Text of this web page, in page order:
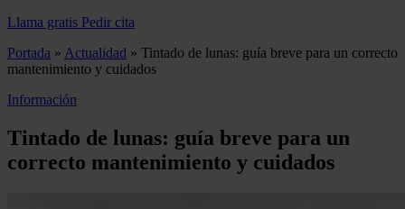
Llama gratis Pedir cita
Portada » Actualidad » Tintado de lunas: guía breve para un correcto
mantenimiento y cuidados
Información
Tintado de lunas: guía breve para un
correcto mantenimiento y cuidados